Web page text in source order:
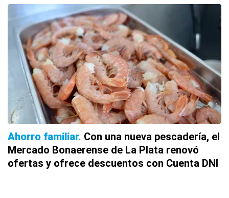
Ahorro familiar Con una nueva pescadería, el
Mercado Bonaerense de La Plata renovó
ofertas y ofrece descuentos con Cuenta DNI